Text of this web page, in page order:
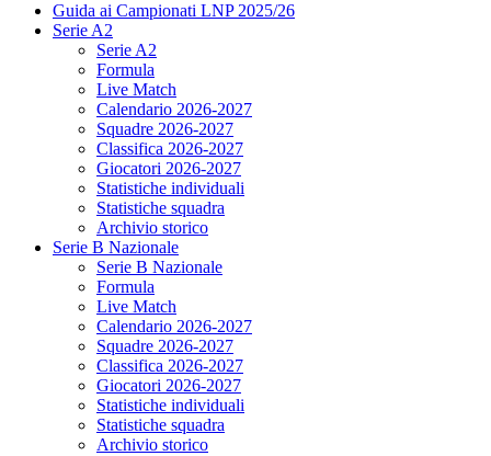
Guida ai Campionati LNP 2025/26
Serie A2
Serie A2
Formula
Live Match
Calendario 2026-2027
Squadre 2026-2027
Classifica 2026-2027
Giocatori 2026-2027
Statistiche individuali
Statistiche squadra
Archivio storico
Serie B Nazionale
Serie B Nazionale
Formula
Live Match
Calendario 2026-2027
Squadre 2026-2027
Classifica 2026-2027
Giocatori 2026-2027
Statistiche individuali
Statistiche squadra
Archivio storico